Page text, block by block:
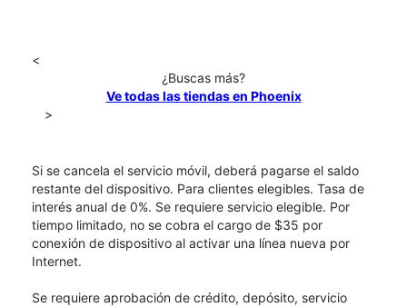
<
¿Buscas más?
Ve todas las tiendas en Phoenix
>
Si se cancela el servicio móvil, deberá pagarse el saldo
restante del dispositivo. Para clientes elegibles. Tasa de
interés anual de 0%. Se requiere servicio elegible. Por
tiempo limitado, no se cobra el cargo de $35 por
conexión de dispositivo al activar una línea nueva por
Internet.
Se requiere aprobación de crédito, depósito, servicio